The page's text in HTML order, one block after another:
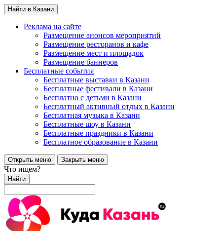
Найти в Казани
Реклама на сайте
Размещение анонсов мероприятий
Размещение ресторанов и кафе
Размещение мест и площадок
Размещение баннеров
Бесплатные события
Бесплатные выставки в Казани
Бесплатные фестивали в Казани
Бесплатно с детьми в Казани
Бесплатный активный отдых в Казани
Бесплатная музыка в Казани
Бесплатные шоу в Казани
Бесплатные праздники в Казани
Бесплатное образование в Казани
Открыть меню Закрыть меню
Что ищем?
Найти